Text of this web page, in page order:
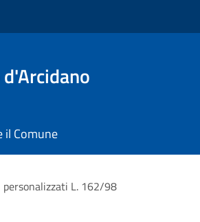
il Comune
personalizzati L. 162/98